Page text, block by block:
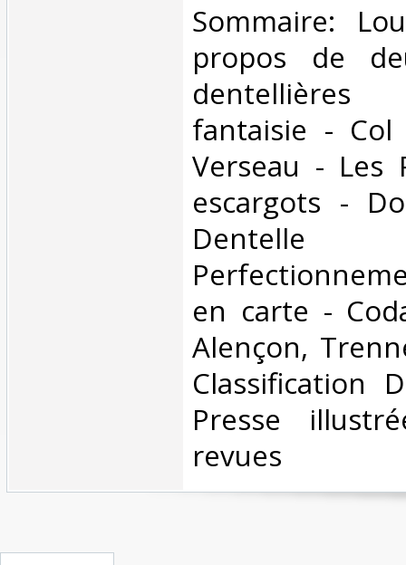
‎Sommaire:
propos de
fantaisie -
Verseau - Les
escargots -
en carte -
Alençon,
Classification
Presse
revues‎